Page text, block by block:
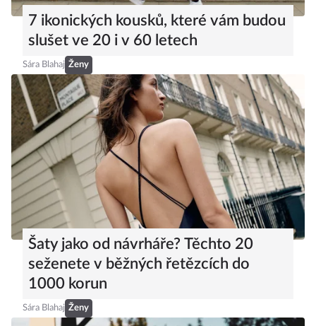
7 ikonických kousků, které vám budou
slušet ve 20 i v 60 letech
Sára Blahaj Ženy
Šaty jako od návrháře? Těchto 20
seženete v běžných řetězcích do
1000 korun
Sára Blahaj Ženy